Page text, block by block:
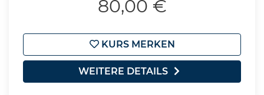
80,00 €
KURS MERKEN
WEITERE DETAILS